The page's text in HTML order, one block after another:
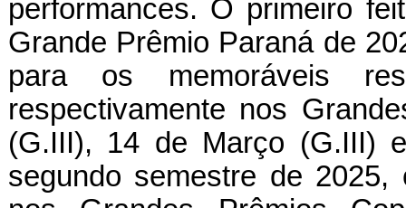
performances. O primeiro
Grande Prêmio Paraná de
para os memoráveis
respectivamente nos
(G.III), 14 de Março (G.III)
segundo semestre de